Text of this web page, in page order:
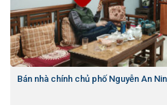
Bán nhà chính chủ phố Nguyễn An